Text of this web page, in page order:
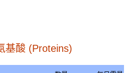
基酸 (Proteins)